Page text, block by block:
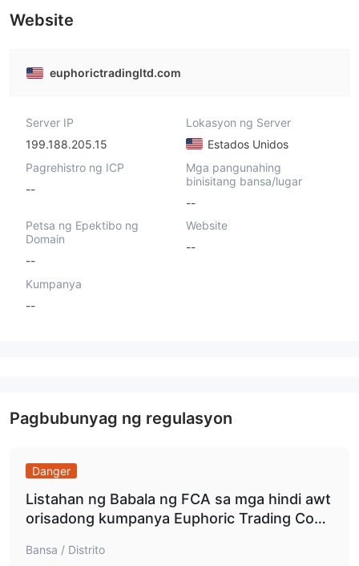
Website
euphorictradingltd.com
Server IP
199.188.205.15
Lokasyon ng Server
Estados Unidos
Pagrehistro ng ICP
--
Mga pangunahing
binisitang bansa/lugar
--
Petsa ng Epektibo ng
Domain
--
Website
--
Kumpanya
--
Pagbubunyag ng regulasyon
Danger
Listahan ng Babala ng FCA sa mga hindi awt
orisadong kumpanya Euphoric Trading Com
Bansa / Distrito